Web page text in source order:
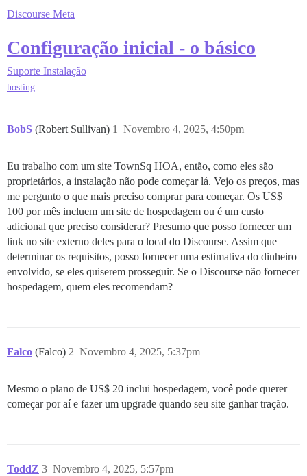
Discourse Meta
Configuração inicial - o básico
Suporte Instalação
hosting
BobS (Robert Sullivan) Novembro 4, 2025, 4:50pm
1
Eu trabalho com um site TownSq HOA, então, como eles são
proprietários, a instalação não pode começar lá. Vejo os preços, mas
me pergunto o que mais preciso comprar para começar. Os US$
100 por mês incluem um site de hospedagem ou é um custo
adicional que preciso considerar? Presumo que posso fornecer um
link no site externo deles para o local do Discourse. Assim que
determinar os requisitos, posso fornecer uma estimativa do dinheiro
envolvido, se eles quiserem prosseguir. Se o Discourse não fornecer
hospedagem, quem eles recomendam?
Falco (Falco) Novembro 4, 2025, 5:37pm
2
Mesmo o plano de US$ 20 inclui hospedagem, você pode querer
começar por aí e fazer um upgrade quando seu site ganhar tração.
ToddZ Novembro 4, 2025, 5:57pm
3